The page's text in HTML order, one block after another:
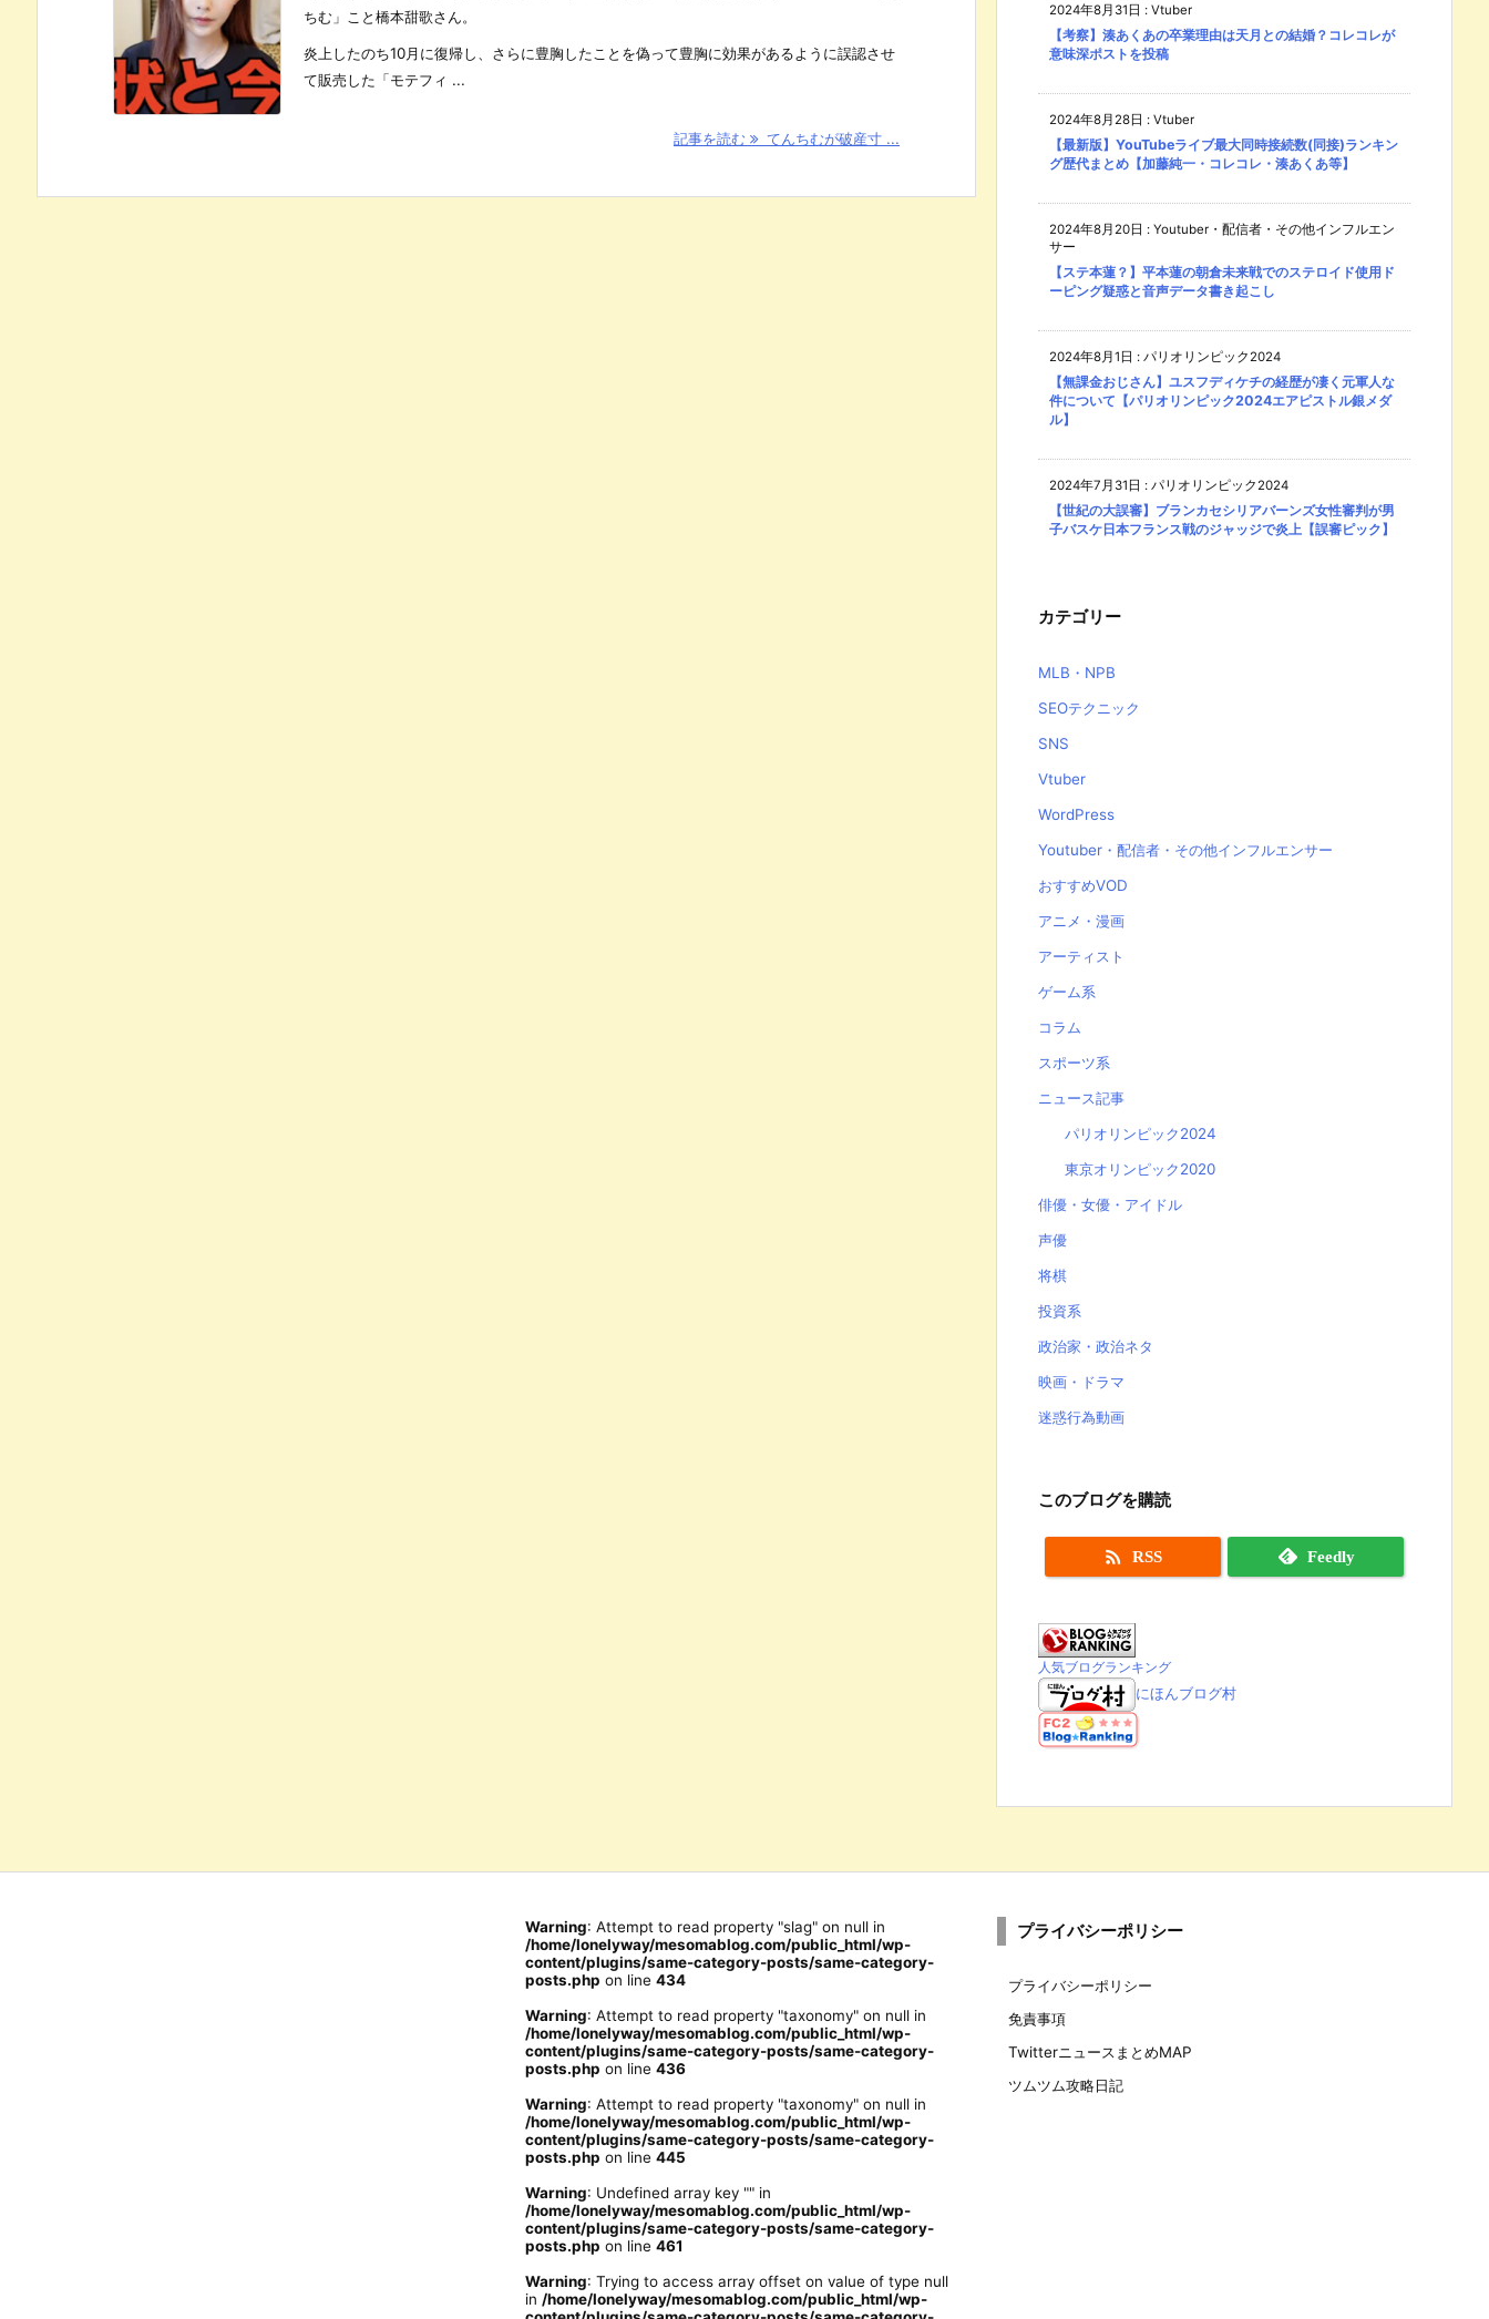
ちむ」こと橋本甜歌さん。
炎上したのち10月に復帰し、さらに豊胸したことを偽って豊胸に効果があるように誤認させ
て販売した「モテフィ ...
記事を読む てんちむが破産寸 ...
2024年8月31日 : Vtuber
【考察】湊あくあの卒業理由は天月との結婚？コレコレが
意味深ポストを投稿
2024年8月28日 : Vtuber
【最新版】YouTubeライブ最大同時接続数(同接)ランキン
グ歴代まとめ【加藤純一・コレコレ・湊あくあ等】
2024年8月20日 : Youtuber・配信者・その他インフルエン
サー
【ステ本蓮？】平本蓮の朝倉未来戦でのステロイド使用ド
ーピング疑惑と音声データ書き起こし
2024年8月1日 : パリオリンピック2024
【無課金おじさん】ユスフディケチの経歴が凄く元軍人な
件について【パリオリンピック2024エアピストル銀メダ
ル】
2024年7月31日 : パリオリンピック2024
【世紀の大誤審】ブランカセシリアバーンズ女性審判が男
子バスケ日本フランス戦のジャッジで炎上【誤審ピック】
カテゴリー
MLB・NPB
SEOテクニック
SNS
Vtuber
WordPress
Youtuber・配信者・その他インフルエンサー
おすすめVOD
アニメ・漫画
アーティスト
ゲーム系
コラム
スポーツ系
ニュース記事
パリオリンピック2024
東京オリンピック2020
俳優・女優・アイドル
声優
将棋
投資系
政治家・政治ネタ
映画・ドラマ
迷惑行為動画
このブログを購読
 RSS Feedly
人気ブログランキング
にほんブログ村
Warning: Attempt to read property "slag" on null in
/home/lonelyway/mesomablog.com/public_html/wp-
content/plugins/same-category-posts/same-category-
posts.php on line 434
Warning: Attempt to read property "taxonomy" on null in
/home/lonelyway/mesomablog.com/public_html/wp-
content/plugins/same-category-posts/same-category-
posts.php on line 436
Warning: Attempt to read property "taxonomy" on null in
/home/lonelyway/mesomablog.com/public_html/wp-
content/plugins/same-category-posts/same-category-
posts.php on line 445
Warning: Undefined array key "" in
/home/lonelyway/mesomablog.com/public_html/wp-
content/plugins/same-category-posts/same-category-
posts.php on line 461
Warning: Trying to access array offset on value of type null
in /home/lonelyway/mesomablog.com/public_html/wp-
プライバシーポリシー
プライバシーポリシー
免責事項
TwitterニュースまとめMAP
ツムツム攻略日記